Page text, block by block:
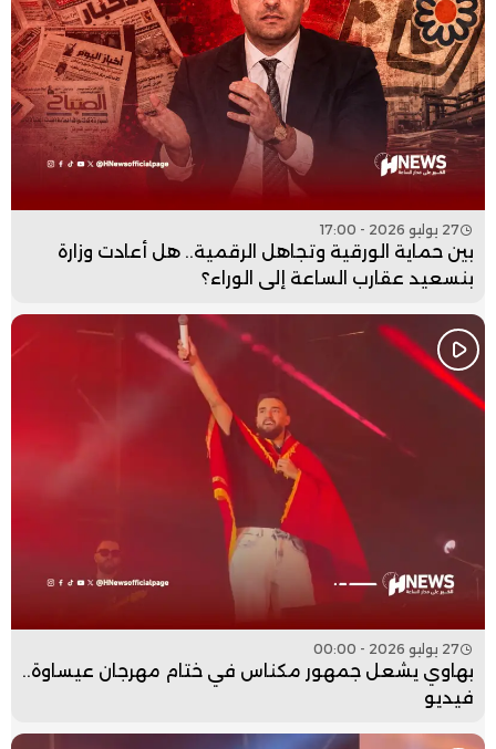
27 يوليو 2026 - 17:00
بين حماية الورقية وتجاهل الرقمية.. هل أعادت وزارة
بنسعيد عقارب الساعة إلى الوراء؟
27 يوليو 2026 - 00:00
بهاوي يشعل جمهور مكناس في ختام مهرجان عيساوة..
فيديو